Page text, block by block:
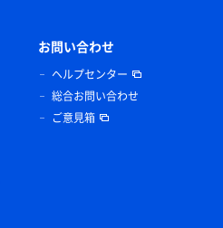
お問い合わせ
ヘルプセンター
総合お問い合わせ
ご意見箱